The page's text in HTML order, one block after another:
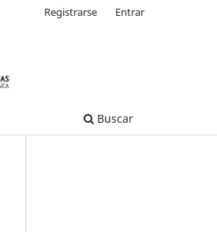
Buscar
Registrarse Entrar